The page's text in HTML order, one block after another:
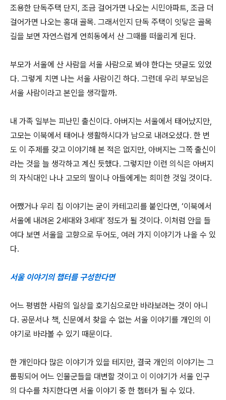
조용한 단독주택 단지, 조금 걸어가면 나오는 시민아파트, 조금 더
걸어가면 나오는 홍대 골목. 그래서인지 단독 주택이 잇닿은 골목
길을 보면 자연스럽게 연희동에서 산 그때를 떠올리게 된다.
부모가 서울에 산 사람을 서울 사람으로 봐야 한다는 댓글도 있었
다. 그렇게 치면 나는 서울 사람이긴 하다. 그런데 우리 부모님은
서울 사람이라고 본인을 생각할까.
내 가족 일부는 피난민 출신이다. 아버지는 서울에서 태어났지만,
고모는 이북에서 태어나 생활하시다가 남으로 내려오셨다. 한 번
도 이 주제를 갖고 이야기해 본 적은 없지만, 아버지는 그쪽 출신이
라는 것을 늘 생각하고 계신 듯했다. 그렇지만 이런 의식은 아버지
의 자식대인 나나 고모의 딸이나 아들에게는 희미한 것일 것이다.
어쨌거나 우리 집 이야기는 굳이 카테고리를 붙인다면, ‘이북에서
서울에 내려온 2세대와 3세대’ 정도가 될 것이다. 이처럼 안을 들
여다 보면 서울을 고향으로 두어도, 여러 가지 이야기가 나올 수 있
다.
서울 이야기의 챕터를 구성한다면
어느 평범한 사람의 일상을 호기심으로만 바라보려는 것이 아니
다. 공문서나 책, 신문에서 찾을 수 없는 서울 이야기를 개인의 이
야기로 바라볼 수 있기 때문이다.
한 개인마다 많은 이야기가 있을 테지만, 결국 개인의 이야기는 그
룹핑되어 어느 인물군들을 대변할 것이고 이 이야기가 서울 인구
의 다수를 차지한다면 서울 이야기 중 한 챕터가 될 수 있다.